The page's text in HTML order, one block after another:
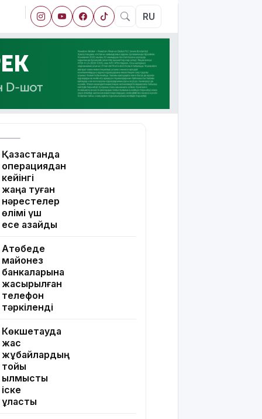
RU
Қазақстанда
операциядан
кейінгі
жаңа туған
нәрестелер
өлімі үш
есе азайды
Ақтөбеде
майонез
банкаларына
жасырылған
телефон
тәркіленді
Көкшетауда
жас
жұбайлардың
тойы
қылмыстық
іске
ұласты